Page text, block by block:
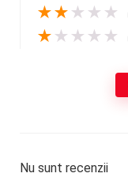
★★ ★ ★ ★
★ ★ ★ ★ ★
Nu sunt recenzii